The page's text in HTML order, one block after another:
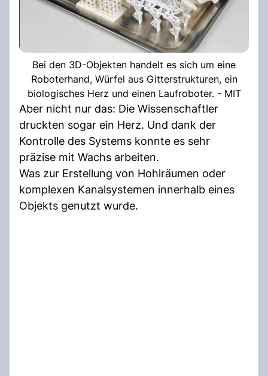
Bei den 3D-Objekten handelt es sich um eine
Roboterhand, Würfel aus Gitterstrukturen, ein
biologisches Herz und einen Laufroboter. - MIT
Aber nicht nur das: Die Wissenschaftler
druckten sogar ein Herz. Und dank der
Kontrolle des Systems konnte es sehr
präzise mit Wachs arbeiten.
Was zur Erstellung von Hohlräumen oder
komplexen Kanalsystemen innerhalb eines
Objekts genutzt wurde.